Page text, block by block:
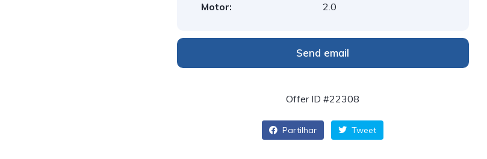
Motor:
2.0
Send email
Offer ID #22308
Partilhar Tweet